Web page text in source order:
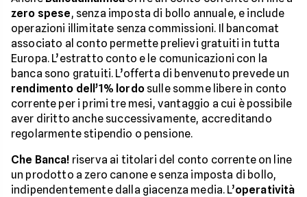
zero spese, senza imposta di bollo annuale, e include
operazioni illimitate senza commissioni. Il bancomat
associato al conto permette prelievi gratuiti in tutta
Europa. L’estratto conto e le comunicazioni con la
banca sono gratuiti. L’offerta di benvenuto prevede un
rendimento dell’1% lordosulle somme libere in conto
corrente per i primi tre mesi, vantaggio a cui è possibile
aver diritto anche successivamente, accreditando
regolarmente stipendio o pensione.
Che Banca! riserva ai titolari del conto corrente on line
un prodotto a zero canone e senza imposta di bollo,
indipendentemente dalla giacenza media. L’operatività